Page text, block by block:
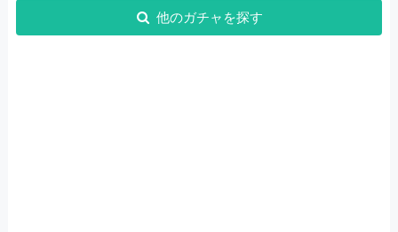
他のガチャを探す